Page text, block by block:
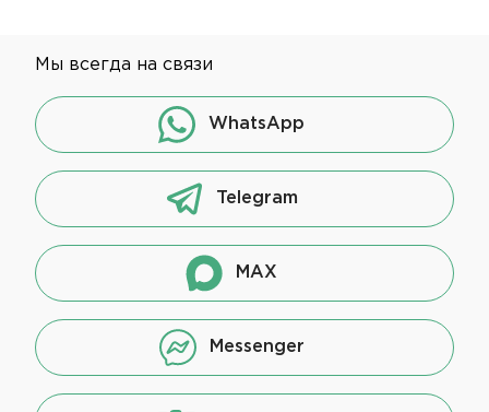
Мы всегда на связи
WhatsApp
Telegram
MAX
Messenger